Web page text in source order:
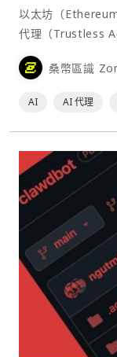
以太坊（
代理（Trustless
網上線。這項提
在以太坊上與不同
桑幣區識
AI AI 代理